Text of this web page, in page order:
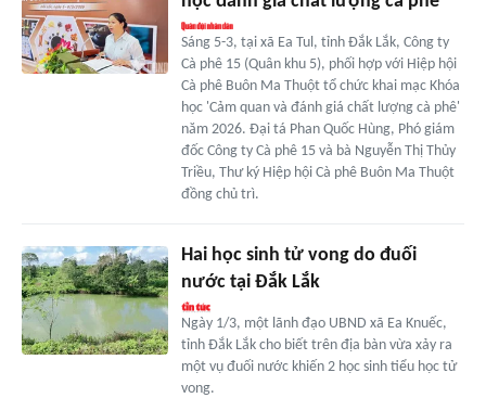
Sáng 5-3, tại xã Ea Tul, tỉnh Đắk Lắk, Công ty
Cà phê 15 (Quân khu 5), phối hợp với Hiệp hội
Cà phê Buôn Ma Thuột tổ chức khai mạc Khóa
học 'Cảm quan và đánh giá chất lượng cà phê'
năm 2026. Đại tá Phan Quốc Hùng, Phó giám
đốc Công ty Cà phê 15 và bà Nguyễn Thị Thủy
Triều, Thư ký Hiệp hội Cà phê Buôn Ma Thuột
đồng chủ trì.
Hai học sinh tử vong do đuối
nước tại Đắk Lắk
Ngày 1/3, một lãnh đạo UBND xã Ea Knuếc,
tỉnh Đắk Lắk cho biết trên địa bàn vừa xảy ra
một vụ đuối nước khiến 2 học sinh tiểu học tử
vong.